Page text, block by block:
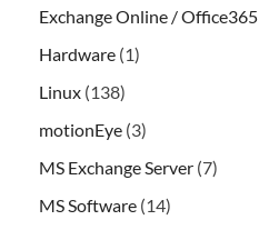
Exchange Online / Office365
Hardware (1)
Linux (138)
motionEye (3)
MS Exchange Server (7)
MS Software (14)